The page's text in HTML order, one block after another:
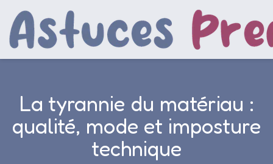
La tyrannie du matériau :
qualité, mode et imposture
technique